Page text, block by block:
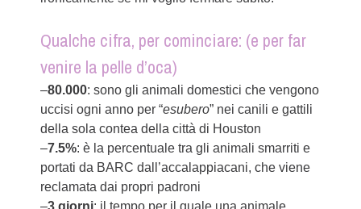
Qualche cifra, per cominciare: (e per far
venire la pelle d’oca)
–80.000: sono gli animali domestici che vengono
uccisi ogni anno per “esubero” nei canili e gattili
della sola contea della città di Houston
–7.5%: è la percentuale tra gli animali smarriti e
portati da BARC dall’accalappiacani, che viene
reclamata dai propri padroni
–3 giorni: il tempo per il quale una animale